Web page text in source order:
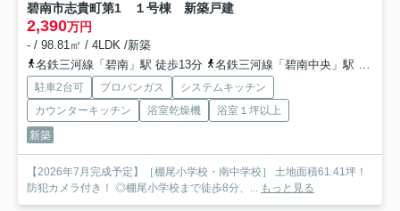
碧南市志貴町第1 １号棟 新築戸建
2,390万円
- / 98.81㎡ / 4LDK /新築
名鉄三河線「碧南」駅 徒歩13分
名鉄三河線「碧南中央」駅 徒歩25分
駐車2台可 プロパンガス
システムキッチン
カウンターキッチン
浴室乾燥機
浴室１坪以上
新築
【2026年7月完成予定】［棚尾小学校・南中学校］ 土地面積61.41坪！
防犯カメラ付き！ ◎棚尾小学校まで徒歩8分、... もっと見る